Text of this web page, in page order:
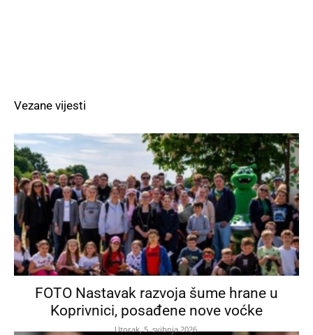
Vezane vijesti
FOTO Nastavak razvoja šume hrane u
Koprivnici, posađene nove voćke
Utorak, 5. svibnja 2026.